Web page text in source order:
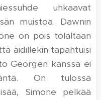
uhkaavat
muistoa. Dawnin
on pois tolaltaan
äidillekin tapahtuisi
Georgen kanssa ei
On tulossa
Simone pelkää